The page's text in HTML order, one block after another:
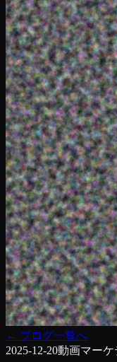
← ブログ一覧へ
2025-12-20動画マーケ